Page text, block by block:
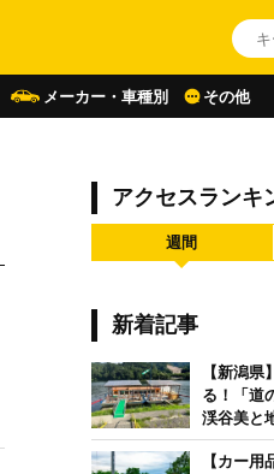
メーカー・車種別 その他
アクセスランキ
週間
新着記事
【新潟
る！「道
渓谷美と
【カー